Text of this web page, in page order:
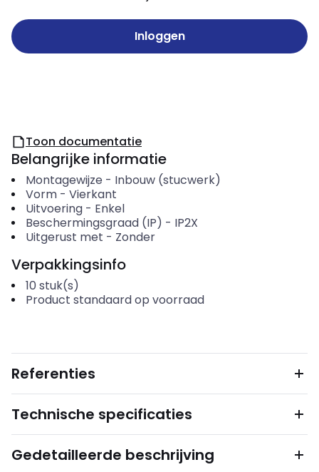
Inloggen
Toon documentatie
Belangrijke informatie
Montagewijze - Inbouw (stucwerk)
Vorm- Vierkant
Uitvoering- Enkel
Beschermingsgraad (IP) - IP2X
Uitgerust met - Zonder
Verpakkingsinfo
10 stuk(s)
Product standaard op voorraad
Referenties
Technische specificaties
Gedetailleerde beschrijving